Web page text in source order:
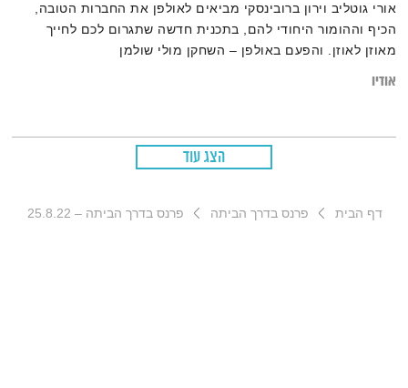
אורי גוטליב וירון ברובינסקי מביאים לאולפן את החברות הטובה,
הכיף וההומור היחודי להם, בתכנית חדשה שתגרום לכם לחייך
מאוזן לאוזן. והפעם באולפן – השחקן מולי שולמן
אודיו
הצג עוד
דף הבית פרנס בדרך הביתה פרנס בדרך הביתה – 25.8.22